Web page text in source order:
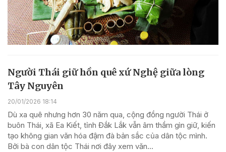
Người Thái giữ hồn quê xứ Nghệ giữa lòng
Tây Nguyên
20/01/2026 18:14
Dù xa quê nhưng hơn 30 năm qua, cộng đồng người Thái ở
buôn Thái, xã Ea Kiết, tỉnh Đắk Lắk vẫn âm thầm gìn giữ, kiến
tạo không gian văn hóa đậm đà bản sắc của dân tộc mình.
Bởi bà con dân tộc Thái nơi đây xem văn...